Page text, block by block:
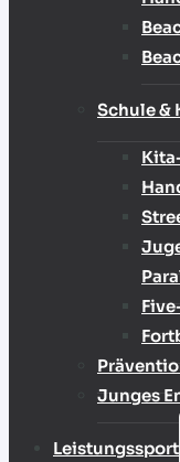
Schule &
Junges
Leistungssport